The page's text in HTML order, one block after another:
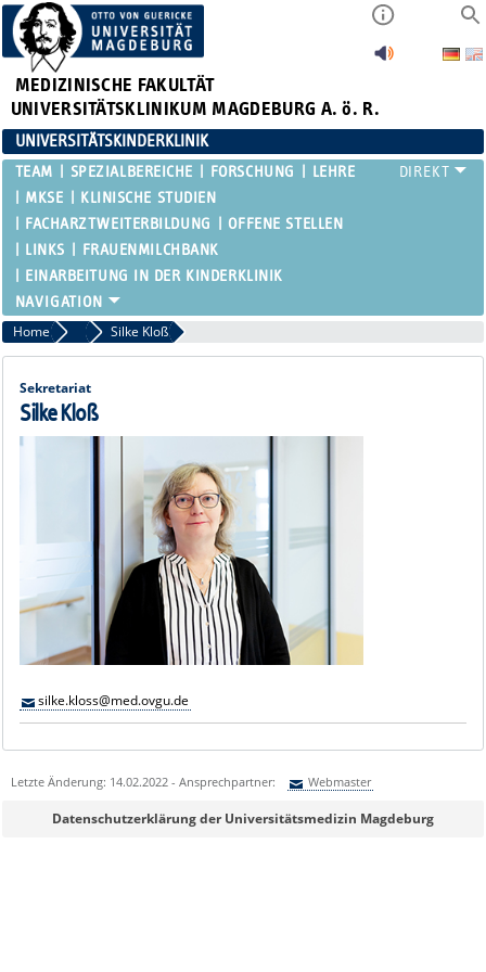
MEDIZINISCHE FAKULTÄT
UNIVERSITÄTSKLINIKUM MAGDEBURG A. ö. R.
UNIVERSITÄTSKINDERKLINIK
TEAM SPEZIALBEREICHE FORSCHUNG
LEHRE
MKSE
KLINISCHE STUDIEN
FACHARZTWEITERBILDUNG
OFFENE STELLEN
LINKS
FRAUENMILCHBANK
EINARBEITUNG IN DER KINDERKLINIK
Home Verwaltung
Silke Kloß
Sekretariat
Silke Kloß
silke.kloss@med.ovgu.de
Letzte Änderung: 14.02.2022 - Ansprechpartner: Webmaster
Sie können eine Nachricht versenden an:Webmaster
Datenschutzerklärung der Universitätsmedizin Magdeburg